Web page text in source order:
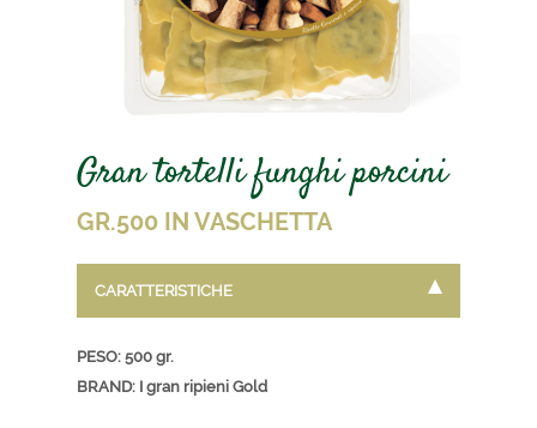
Gran tortelli funghi porcini
GR.500 IN VASCHETTA
CARATTERISTICHE
PESO: 500 gr.
BRAND: I gran ripieni Gold